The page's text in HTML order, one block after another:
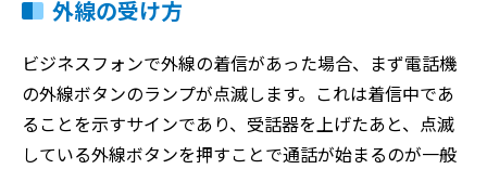
外線の受け方
ビジネスフォンで外線の着信があった場合、まず電話機
の外線ボタンのランプが点滅します。これは着信中であ
ることを示すサインであり、受話器を上げたあと、点滅
している外線ボタンを押すことで通話が始まるのが一般